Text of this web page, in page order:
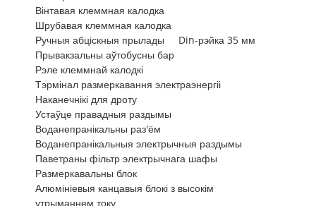
Вінтавая клеммная калодка
Шрубавая клеммная калодка
Ручныя абціскныя прылады
Din-рэйка 35 мм
Прывакзальны аўтобусны бар
Рэле клеммнай калодкі
Тэрмінал размеркавання электраэнергіі
Наканечнікі для дроту
Устаўце правадныя раздымы
Воданепранікальны раз'ём
Воданепранікальныя электрычныя раздымы
Паветраны фільтр электрычнага шафы
Размеркавальны блок
Алюмініевыя канцавыя блокі з высокім
утрыманнем току